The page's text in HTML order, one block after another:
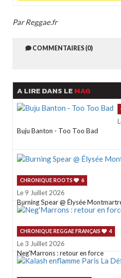
Par Reggae.fr
COMMENTAIRES (0)
A LIRE DANS LEMAG
Buju Banton - Too Too Bad
CHRONIQUE ROOTS 6
Le 9 Juillet 2026
Burning Spear @ Élysée
CHRONIQUE REGGAE FRANÇAIS 4
Le 3 Juillet 2026
Neg'Marrons : retour en force